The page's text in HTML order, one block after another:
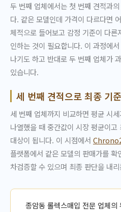
두 번째 업체에서는 첫 번째 견적과
다. 같은 모델인데 가격이 다르다면
체적으로 들어보고 감정 기준이 다
인하는 것이 필요합니다. 이 과정에
나기도 하고 반대로 두 번째 업체가
있습니다.
세 번째 견적으로 최종 기
세 번째 업체까지 비교하면 평균 시
나열했을 때 중간값이 시장 평균이
대상이 됩니다. 이 시점에서
플랫폼에서 같은 모델의 판매가를
차검증할 수 있으며 최종 판단을 내
종암동 롤렉스매입 전문 업체의